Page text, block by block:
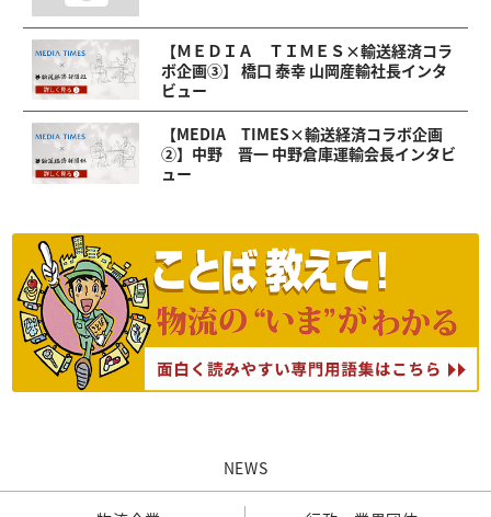
【ＭＥＤＩＡ ＴＩＭＥＳ×輸送経済コラ
ボ企画③】 橋口 泰幸 山岡産輸社長インタ
ビュー
【MEDIA TIMES×輸送経済コラボ企画
②】中野 晋一 中野倉庫運輸会長インタビ
ュー
NEWS